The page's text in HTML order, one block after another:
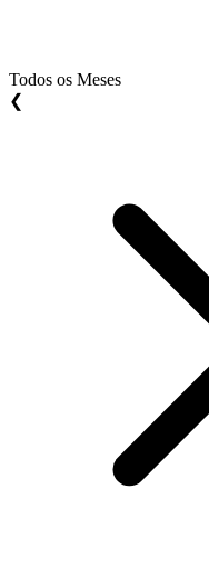
Todos os Meses
❮